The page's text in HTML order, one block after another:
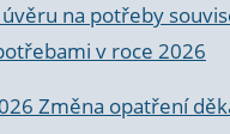
na potřeby
v roce 2026
Změna opatření